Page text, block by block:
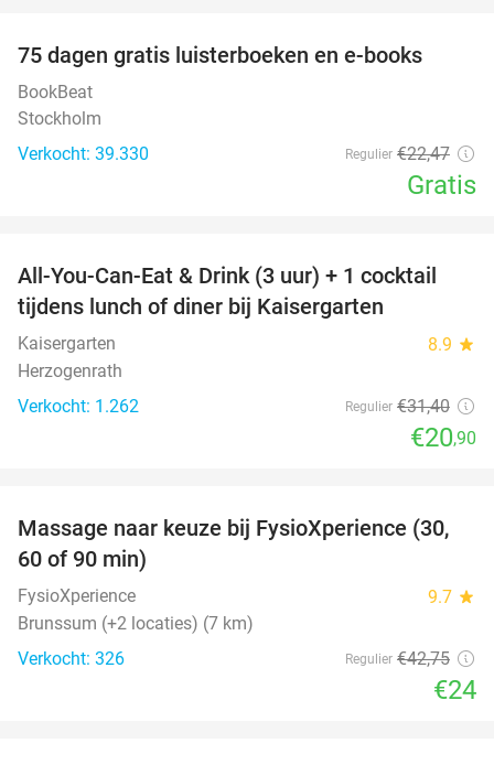
75 dagen gratis luisterboeken en e-books
BookBeat
Stockholm
Verkocht: 39.330
Regulier €22,47
Gratis
33%
All-You-Can-Eat & Drink (3 uur) + 1 cocktail
tijdens lunch of diner bij Kaisergarten
Kaisergarten 8.9 star
Herzogenrath
Verkocht: 1.262
Regulier €31,40
€20,90
44%
Massage naar keuze bij FysioXperience (30,
60 of 90 min)
FysioXperience 9.7 star
Brunssum (+2 locaties) (7 km)
Verkocht: 326
Regulier €42,75
€24